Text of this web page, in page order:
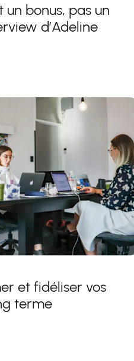
un bonus, pas un
d’Adeline
et fidéliser vos
terme